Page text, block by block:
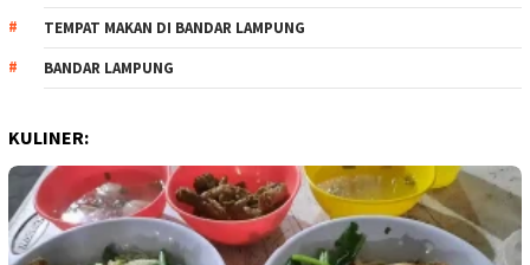
TEMPAT MAKAN DI BANDAR LAMPUNG
BANDAR LAMPUNG
KULINER: